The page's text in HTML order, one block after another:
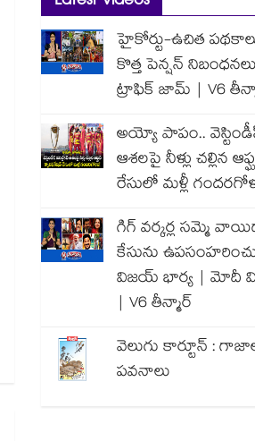
హైకోర్టు-ఉచిత
కొత్త పెన్షన్
ట్రాఫిక్ జామ్ | V6
అయ్యో పాపం..
ఆశలపై నీళ్లు చల్లిన
రేసులో మళ్లీ
గిగ్ వర్కర్ల సమ్మె
కేసును
విజయ్ భార్య | మోదీ
| V6 తీన్మార్
వెలుగు కార్టూన్ :
పవనాలు